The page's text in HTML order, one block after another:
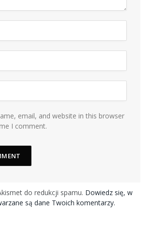
email, and website in this browser
I comment.
do redukcji spamu. Dowiedz się, w
są dane Twoich komentarzy.